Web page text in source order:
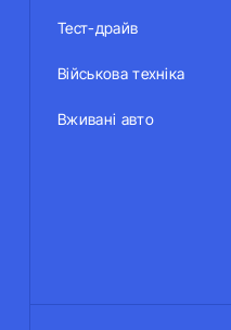
Тест-драйв
Військова техніка
Вживані авто